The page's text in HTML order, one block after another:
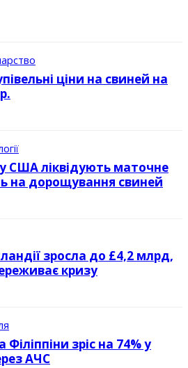
ціни на свиней на
США ліквідують маточне
на дорощування свиней
зросла до £4,2 млрд,
кризу
зріс на 74% у
АЧС